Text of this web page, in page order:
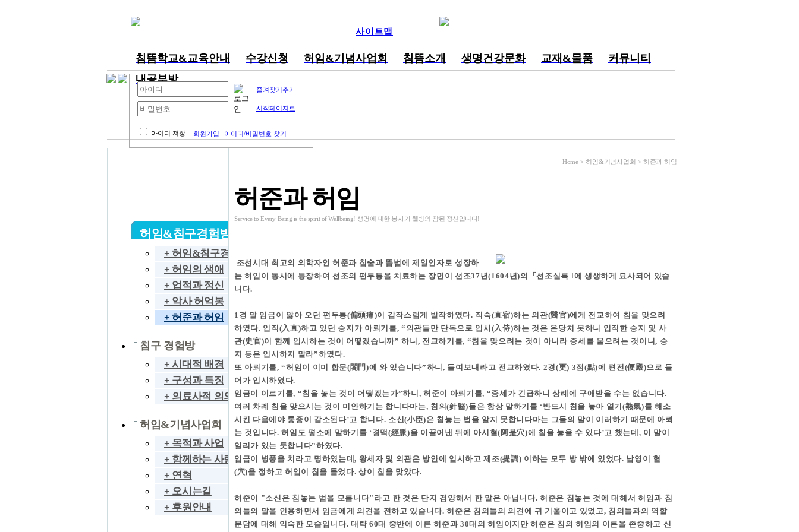
사이트맵
침뜸학교&교육안내 수강신청 허임&기념사업회 침뜸소개 생명건강문화 교재&물품
커뮤니티
내공부방
즐겨찾기추가
시작페이지로
아이디 저장 회원가입 아이디/비밀번호 찾기
허임&침구경험방
+ 허임&침구경험방
+ 허임의 생애
+ 업적과 정신
+ 악사 허억봉
+ 허준과 허임
침구 경험방
+ 시대적 배경
+ 구성과 특징
+ 의료사적 의의
허임&기념사업회
+ 목적과 사업
+ 함께하는 사람들
+ 연혁
+ 오시는길
+ 후원안내
허준과 허임
Service to Every Being is the spirit of Wellbeing! 생명에 대한 봉사가 웰빙의 참된 정신입니다!
Home > 허임&기념사업회 > 허준과 허임
조선시대 최고의 의학자인 허준과 침술과 뜸법에 제일인자로 성장하
는 허임이 동시에 등장하여 선조의 편두통을 치료하는 장면이 선조37년(1604년)의『선조실록󰡕에 생생하게 묘사되어 있습
니다.
1경 말 임금이 앓아 오던 편두통(偏頭痛)이 갑작스럽게 발작하였다. 직숙(直宿)하는 의관(醫官)에게 전교하여 침을 맞으려
하였다. 입직(入直)하고 있던 승지가 아뢰기를, “의관들만 단독으로 입시(入侍)하는 것은 온당치 못하니 입직한 승지 및 사
관(史官)이 함께 입시하는 것이 어떻겠습니까” 하니, 전교하기를, “침을 맞으려는 것이 아니라 증세를 물으려는 것이니, 승
지 등은 입시하지 말라”하였다.
또 아뢰기를, “허임이 이미 합문(閤門)에 와 있습니다”하니, 들여보내라고 전교하였다. 2경(更) 3점(點)에 편전(便殿)으로 들
어가 입시하였다.
임금이 이르기를, “침을 놓는 것이 어떻겠는가”하니, 허준이 아뢰기를, “증세가 긴급하니 상례에 구애받을 수는 없습니다.
여러 차례 침을 맞으시는 것이 미안하기는 합니다마는, 침의(針醫)들은 항상 말하기를 ‘반드시 침을 놓아 열기(熱氣)를 해소
시킨 다음에야 통증이 감소된다’고 합니다. 소신(小臣)은 침놓는 법을 알지 못합니다마는 그들의 말이 이러하기 때문에 아뢰
는 것입니다. 허임도 평소에 말하기를 ‘경맥(經脈)을 이끌어낸 뒤에 아시혈(阿是穴)에 침을 놓을 수 있다’고 했는데, 이 말이
일리가 있는 듯합니다”하였다.
임금이 병풍을 치라고 명하였는데, 왕세자 및 의관은 방안에 입시하고 제조(提調) 이하는 모두 방 밖에 있었다. 남영이 혈
(穴)을 정하고 허임이 침을 들었다. 상이 침을 맞았다.
허준이 "소신은 침놓는 법을 모릅니다"라고 한 것은 단지 겸양해서 한 말은 아닙니다. 허준은 침놓는 것에 대해서 허임과 침
의들의 말을 인용하면서 임금에게 의견을 전하고 있습니다. 허준은 침의들의 의견에 귀 기울이고 있었고, 침의들과의 역할
분담에 대해 익숙한 모습입니다. 대략 60대 중반에 이른 허준과 30대의 허임이지만 허준은 침의 허임의 이론을 존중하고 신